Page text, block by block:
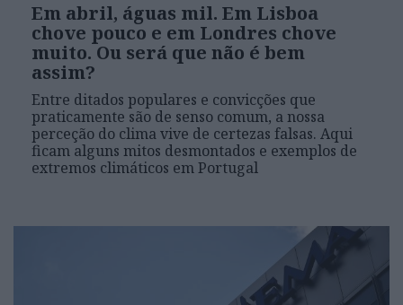
Em abril, águas mil. Em Lisboa
chove pouco e em Londres chove
muito. Ou será que não é bem
assim?
Entre ditados populares e convicções que
praticamente são de senso comum, a nossa
perceção do clima vive de certezas falsas. Aqui
ficam alguns mitos desmontados e exemplos de
extremos climáticos em Portugal